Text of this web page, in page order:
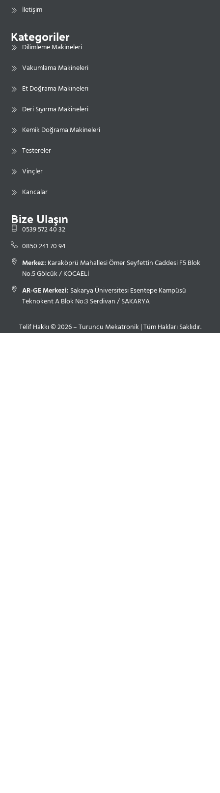
İletişim
Kategoriler
Dilimleme Makineleri
Vakumlama Makineleri
Et Doğrama Makineleri
Deri Sıyırma Makineleri
Kemik Doğrama Makineleri
Testereler
Vinçler
Kancalar
Bize Ulaşın
0539 572 40 32
0850 241 70 94
Merkez: Karaköprü Mahallesi Ömer Seyfettin Caddesi F5 Blok
No:5 Gölcük / KOCAELİ
AR-GE Merkezi: Sakarya Üniversitesi Esentepe Kampüsü
Teknokent A Blok No:3 Serdivan / SAKARYA
Telif Hakkı © 2026 – Turuncu Mekatronik | Tüm Hakları Saklıdır.